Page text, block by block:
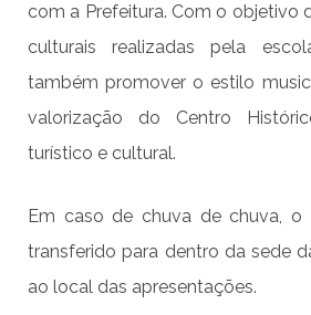
com a Prefeitura. Com o objetivo
culturais realizadas pela
também promover o estilo
valorização do Centro
turístico e cultural.
Em caso de chuva de chuva, o
transferido para dentro da sede
ao local das apresentações.